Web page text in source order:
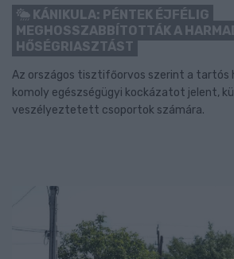
KÁNIKULA: PÉNTEK ÉJFÉLIG
MEGHOSSZABBÍTOTTÁK A
HŐSÉGRIASZTÁST
Az országos tisztifőorvos szerint a tartós
komoly egészségügyi kockázatot jelent,
veszélyeztetett csoportok számára.